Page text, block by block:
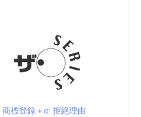
商標登録＋α: 拒絶理由